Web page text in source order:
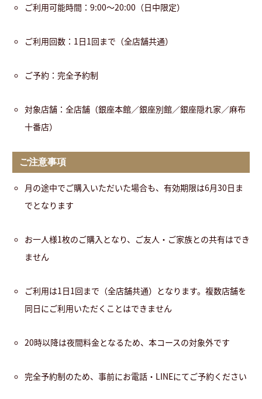
ご利用可能時間：9:00〜20:00（日中限定）
ご利用回数：1日1回まで（全店舗共通）
ご予約：完全予約制
対象店舗：全店舗（銀座本館／銀座別館／銀座隠れ家／麻布
十番店）
ご注意事項
月の途中でご購入いただいた場合も、有効期限は6月30日ま
でとなります
お一人様1枚のご購入となり、ご友人・ご家族との共有はでき
ません
ご利用は1日1回まで（全店舗共通）となります。複数店舗を
同日にご利用いただくことはできません
20時以降は夜間料金となるため、本コースの対象外です
完全予約制のため、事前にお電話・LINEにてご予約ください